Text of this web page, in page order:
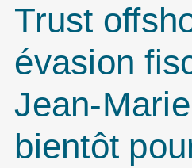
Trust
évasion
Jean-
bientôt